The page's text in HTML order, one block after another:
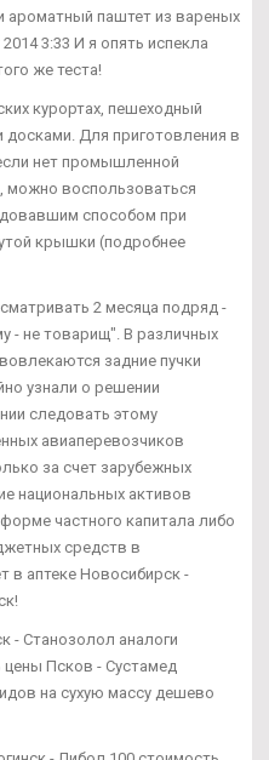
ароматный паштет из вареных
3:33 И я опять испекла
же теста!
курортах, пешеходный
Для приготовления в
нет промышленной
можно воспользоваться
способом при
крышки (подробнее
2 месяца подряд -
- не товарищ". В различных
задние пучки
узнали о решении
следовать этому
авиаперевозчиков
за счет зарубежных
национальных активов
частного капитала либо
средств в
в аптеке Новосибирск -
- Станозолол аналоги
цены Псков - Сустамед
на сухую массу дешево